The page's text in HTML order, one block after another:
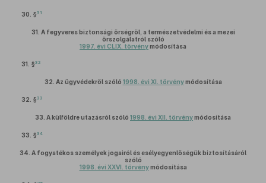
30. §31
31. A fegyveres biztonsági őrségről, a természetvédelmi és a mezei
őrszolgálatról szóló
1997. évi CLIX. törvénymódosítása
31. §32
32. Az ügyvédekről szóló 1998. évi XI. törvénymódosítása
32. §33
33. A külföldre utazásról szóló 1998. évi XII. törvénymódosítása
33. §34
34. A fogyatékos személyek jogairól és esélyegyenlőségük biztosításáról
szóló
1998. évi XXVI. törvénymódosítása